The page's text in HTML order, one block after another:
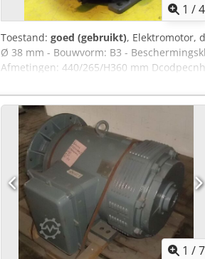
1 /4
Toestand: goed (gebruikt), Elektromotor,
Ø 38 mm - Bouwvorm: B3 -
Afmetingen: 440/265/H360 mm
1 /7